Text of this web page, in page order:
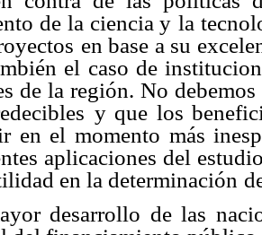
de la ciencia y la
en base a su
el caso de
de la región. No debemos
y que los
en el momento más
aplicaciones del
en la determinación
desarrollo de las